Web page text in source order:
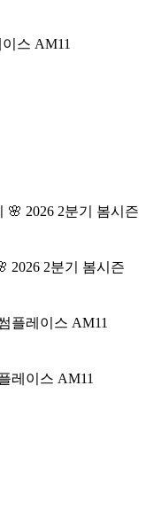
스 AM11
2026 2분기 봄시즌
레이스 AM11